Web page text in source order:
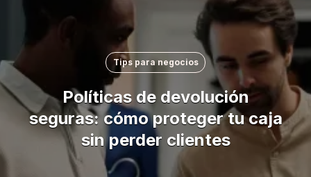
Tips para negocios
Políticas de devolución
seguras: cómo proteger tu caja
sin perder clientes